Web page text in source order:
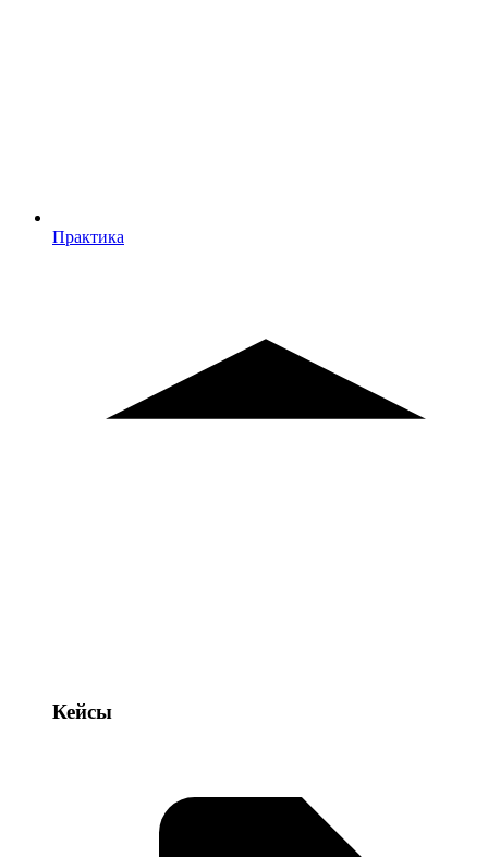
Практика
Практика
Кейсы
Кейсы